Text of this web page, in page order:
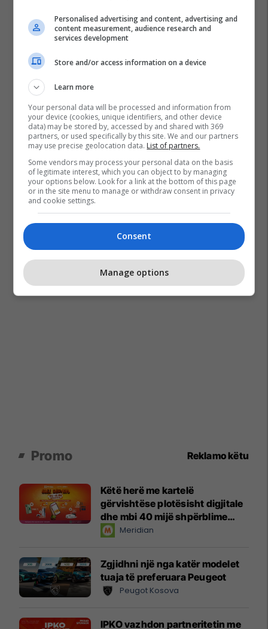
Marrëdhëniet Maqedoni-Bullgari
Promo Reklamo këtu
Këtë herë me kartelë
gërvishtëse plotësisht digjitale
dhe mbi 40 mijë shpërblime
instant!Meridian
Zgjidhni një nga katër modelet
tuaja të preferuara Peugeot
Peugot Kosova
IPKO vazhdon partneritetin me
Personalised advertising and content, advertising and
content measurement, audience research and
services development
Store and/or access information on a device
Learn more
Your personal data will be processed and information from
your device (cookies, unique identifiers, and other device
data) may be stored by, accessed by and shared with 369
partners, or used specifically by this site. We and our partners
may use precise geolocation data. List of partners.
Some vendors may process your personal data on the basis
of legitimate interest, which you can object to by managing
your options below. Look for a link at the bottom of this page
or in the site menu to manage or withdraw consent in privacy
and cookie settings.
Consent
Manage options